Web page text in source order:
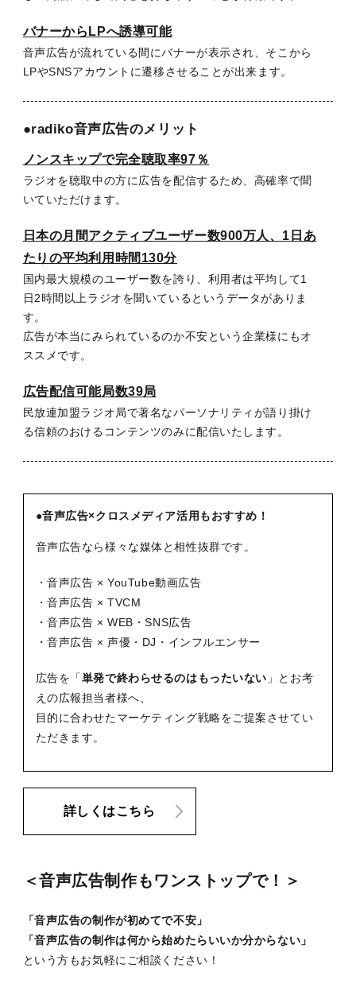
バナーからLPへ誘導可能
音声広告が流れている間にバナーが表示され、 そこから
LPやSNSアカウントに遷移させることが出来ます。
●radiko音声広告のメリット
ノンスキップで完全聴取率97％
ラジオを聴取中の方に広告を配信するため、 高確率で聞
いていただけます。
日本の月間アクティブユーザー数900万人、1日あ
たりの平均利用時間130分
国内最大規模のユーザー数を誇り、 利用者は平均して1
日2時間以上ラジオを聞いているというデータがありま
す。
広告が本当にみられているのか不安という企業様にもオ
ススメです。
広告配信可能局数39局
民放連加盟ラジオ局で著名なパーソナリティが語り掛け
る信頼のおけるコンテンツのみに配信いたします。
●音声広告×クロスメディア活用もおすすめ！
音声広告なら様々な媒体と相性抜群です。
・音声広告 × YouTube動画広告
・音声広告 × TVCM
・音声広告 × WEB・SNS広告
・音声広告 × 声優・DJ・インフルエンサー
広告を「単発で終わらせるのはもったいない 」とお考
えの広報担当者様へ、
目的に合わせたマーケティング戦略をご提案させてい
ただきます。
詳しくはこちら
＜音声広告制作もワンストップで！＞
「音声広告の制作が初めてで不安」
「音声広告の制作は何から始めたらいいか分からない」
という方もお気軽にご相談ください！